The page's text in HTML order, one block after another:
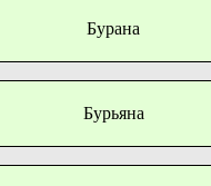
Бурана
Бурьяна